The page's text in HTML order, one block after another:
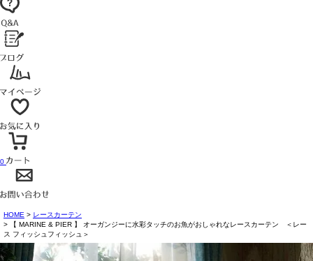
0
HOME
レースカーテン
【 MARINE & PIER 】 オーガンジーに水彩タッチのお魚がおしゃれなレースカーテン ＜レー
ス フィッシュフィッシュ＞